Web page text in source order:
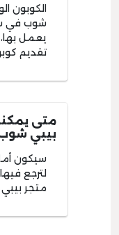
الكوبون
شوب في
يعمل
تقديم
متى
بيبي
لترجع
متجر